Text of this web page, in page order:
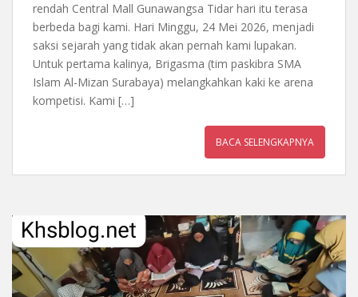
rendah Central Mall Gunawangsa Tidar hari itu terasa
berbeda bagi kami. Hari Minggu, 24 Mei 2026, menjadi
saksi sejarah yang tidak akan pernah kami lupakan.
Untuk pertama kalinya, Brigasma (tim paskibra SMA
Islam Al-Mizan Surabaya) melangkahkan kaki ke arena
kompetisi. Kami […]
BACA SELENGKAPNYA